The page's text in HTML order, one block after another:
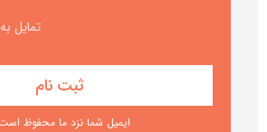
تمایل
ایمیل شما نزد ما محفوظ